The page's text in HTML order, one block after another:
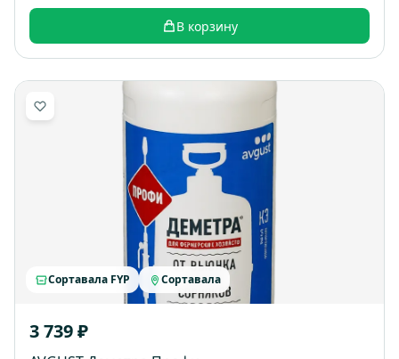
цветами, выглядит как “белый фонтан”. Итоговый
размер: примерно 1,5-2 м высотой и шириной.
В корзину
Сортавала FYP Сортавала
3 739 ₽